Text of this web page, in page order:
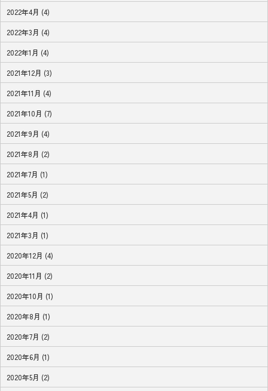
2022年4月 (4)
2022年3月 (4)
2022年1月 (4)
2021年12月 (3)
2021年11月 (4)
2021年10月 (7)
2021年9月 (4)
2021年8月 (2)
2021年7月 (1)
2021年5月 (2)
2021年4月 (1)
2021年3月 (1)
2020年12月 (4)
2020年11月 (2)
2020年10月 (1)
2020年8月 (1)
2020年7月 (2)
2020年6月 (1)
2020年5月 (2)